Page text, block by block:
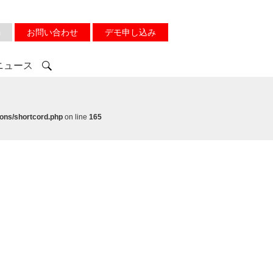
お問い合わせ デモ申し込み
ュース
shortcord.php on line 165